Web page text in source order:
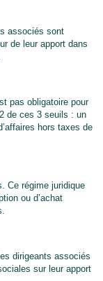
associés sont
de leur apport dans
pas obligatoire pour
de ces 3 seuils : un
hors taxes de
Ce régime juridique
ou d’achat
dirigeants associés
sur leur apport